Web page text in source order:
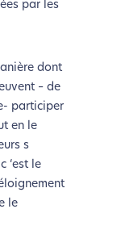
par les
dont
– de
participer
en le
s
‘est le
le